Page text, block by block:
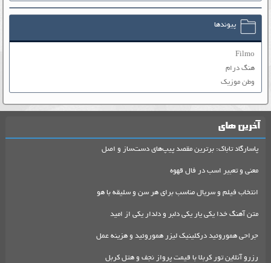
پیوندها
Filmo
هنگ درام
وطن موزیک
آخرین های
پاسارگاد تاباک: برترین مقصد پیپ‌های دست‌ساز و اصل
معنی و تعبیر اسب در فال قهوه
انتخاب فیلم و سریال مناسب برای هر سن و سلیقه با هو
متن آهنگ خدا یکی یار یکی دلبر و دلدار یکی از امید
جراحی هموروئید درکلینیک لیزر هموروئید و هزینه عمل
رزرو آنلاین تور کربلا با قیمت پرواز نجف و هتل کربل